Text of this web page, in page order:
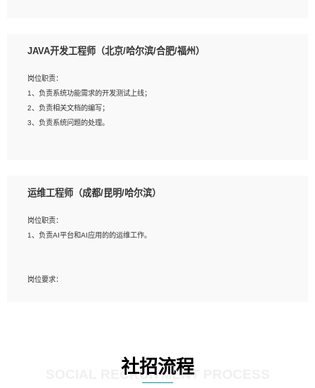
岗位要求：
2、精通linux命令。
3、熟悉oracle、mysql 数据库。
4、善于沟通，具有良好的团队合作精神和协作能力。
5、必须有实际的生产环境系统维护经验。
JAVA开发工程师（北京/哈尔滨/合肥/福州）
岗位职责：
1、负责系统功能需求的开发测试上线；
2、负责相关文档的编写；
3、负责系统问题的处理。
2、熟悉linux命令；
4、熟练使用oracle、mysql进行开发；
5、熟悉流程开发如使用activiti；
运维工程师（成都/昆明/哈尔滨）
岗位职责：
1、负责AI平台和AI应用的的运维工作。
岗位要求：
4、掌握DevOps思想、方法和流程。Jenkins工具使用；
5、掌握常见中间件配置与优化，如mysql、nginx等；
社招流程
SOCIAL RECRUITMENT PROCESS